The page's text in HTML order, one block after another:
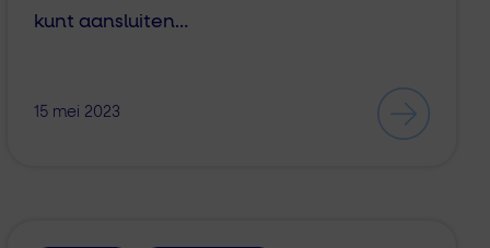
kunt aansluiten…
15 mei 2023